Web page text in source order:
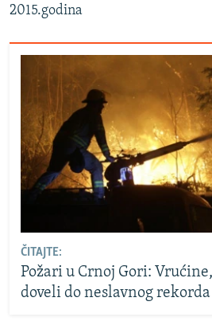
2015.godina
ČITAJTE:
Požari u Crnoj Gori:
doveli do neslavnog rekorda